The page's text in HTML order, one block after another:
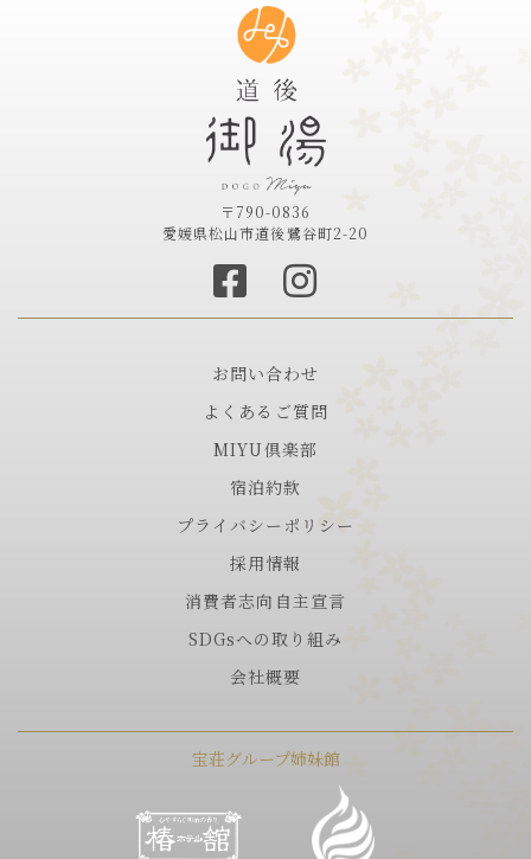
〒790-0836
愛媛県松山市道後鷺谷町2-20
お問い合わせ
よくあるご質問
MIYU倶楽部
宿泊約款
プライバシーポリシー
採用情報
消費者志向自主宣言
SDGsへの取り組み
会社概要
宝荘グループ姉妹館